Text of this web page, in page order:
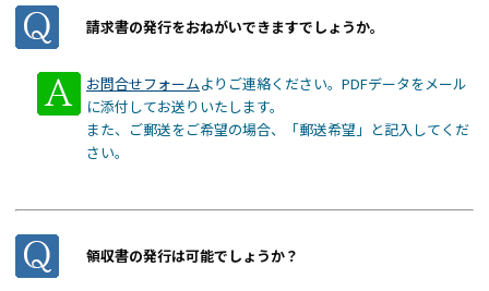
請求書の発行をおねがいできますでしょうか。
お問合せフォームよりご連絡ください。PDFデータをメール
に添付してお送りいたします。
また、ご郵送をご希望の場合、「郵送希望」と記入してくだ
さい。
領収書の発行は可能でしょうか？